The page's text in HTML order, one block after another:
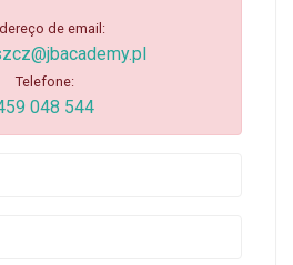
de email:
Telefone:
048 544